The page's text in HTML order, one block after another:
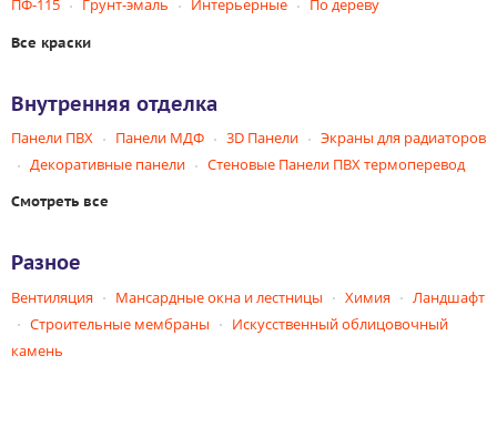
ПФ-115 Грунт-эмаль Интерьерные По дереву
Все краски
Внутренняя отделка
Панели ПВХ Панели МДФ 3D Панели
Экраны для радиаторов
Декоративные панели
Стеновые Панели ПВХ термоперевод
Смотреть все
Разное
Вентиляция Мансардные окна и лестницы Химия
Ландшафт
Строительные мембраны
Искусственный облицовочный
камень